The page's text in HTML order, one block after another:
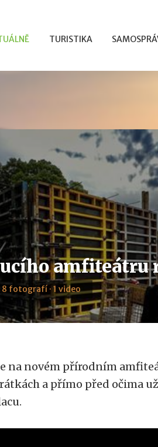
TURISTIKA
amfiteátru
8 fotografí · 1 video
na novém přírodním
a přímo před očima